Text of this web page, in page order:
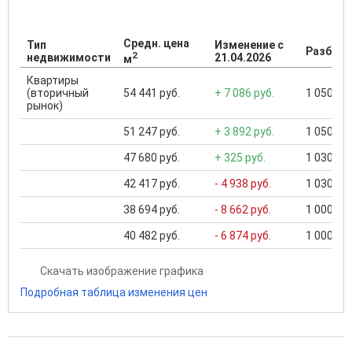
Тип
недвижимости
Средн. цена
м2
Изменение с
21.04.2026
Квартиры
(вторичный
рынок)
54 441 руб. + 7 086 руб. 1 050
51 247 руб. + 3 892 руб. 1 050
47 680 руб. + 325 руб. 1 030
42 417 руб. - 4 938 руб. 1 030
38 694 руб. - 8 662 руб. 1 000
40 482 руб. - 6 874 руб. 1 000
Скачать изображение графика
Подробная таблица изменения цен